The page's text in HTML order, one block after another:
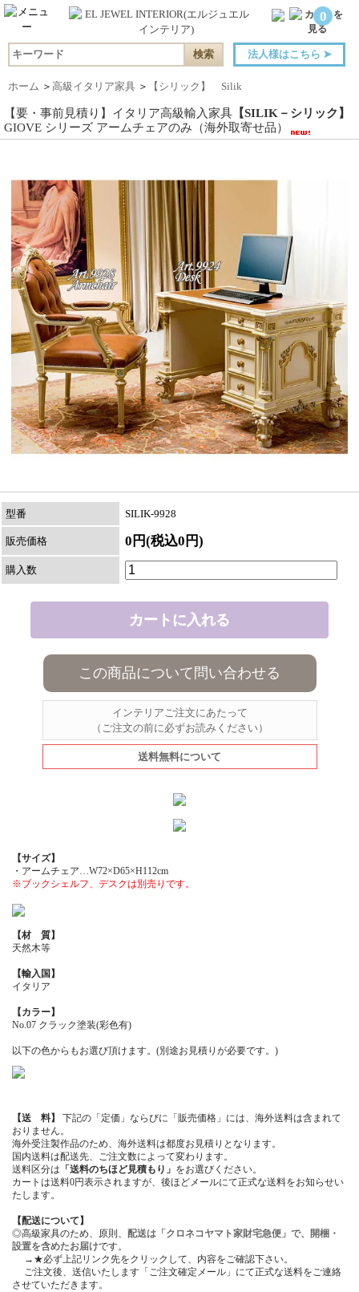
0
法人様はこちら ➤
ホーム ＞ 高級イタリア家具 ＞ 【シリック】 Silik
【要・事前見積り】イタリア高級輸入家具 【SILIK－シリック】
GIOVE シリーズ アームチェアのみ（海外取寄せ品）
型番 SILIK-9928
販売価格 0円(税込0円)
購入数
この商品について問い合わせる
インテリアご注文にあたって
（ご注文の前に必ずお読みください）
送料無料について
【サイズ】
・アームチェア…W72×D65×H112cm
※ブックシェルフ、デスクは別売りです。
【材 質】
天然木等
【輸入国】
イタリア
【カラー】
No.07 クラック塗装(彩色有)
以下の色からもお選び頂けます。(別途お見積りが必要です。)
【送 料】
下記の「定価」ならびに「販売価格」には、海外送料は含まれて
おりません。
海外受注製作品のため、海外送料は都度お見積りとなります。
国内送料は配送先、ご注文数によって変わります。
送料区分は 「送料のちほど見積もり」 をお選びください。
カートは送料0円表示されますが、後ほどメールにて正式な送料をお知らせい
たします。
【配送について】
◎高級家具のため、原則、 配送は「クロネコヤマト家財宅急便」で、開梱・
設置を含めたお届けです。
→★必ず上記リンク先をクリックして、内容をご確認下さい。
ご注文後、送信いたします「ご注文確定メール」にて正式な送料をご連絡
させていただきます。